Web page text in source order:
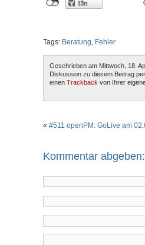
Tags: Beratung, Fehler
Geschrieben am Mittwoch, 18.
Diskussion zu diesem Beitrag per
einen Trackback von Ihrer
« #511 openPM: GoLive am
Kommentar abgeben: